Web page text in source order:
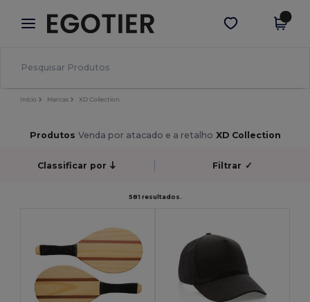
× App Egotier
Melhores preços na app!
Obter app
Início Marcas XD Collection
Produtos Venda por atacado e a retalho XD Collection
Classificar por Filtrar ✓
581 resultados.